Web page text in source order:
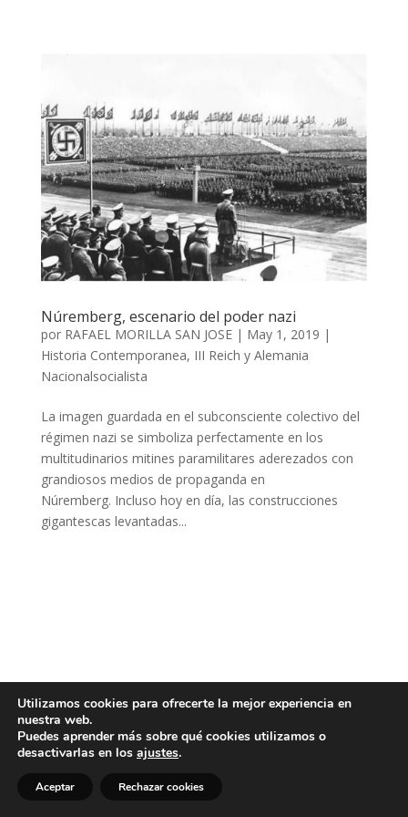
Núremberg, escenario del poder nazi
por RAFAEL MORILLA SAN JOSE| May 1, 2019 |
Historia Contemporanea, III Reich y Alemania
Nacionalsocialista
La imagen guardada en el subconsciente colectivo del
régimen nazi se simboliza perfectamente en los
multitudinarios mitines paramilitares aderezados con
grandiosos medios de propaganda en
Núremberg. Incluso hoy en día, las construcciones
gigantescas levantadas...
Utilizamos cookies para ofrecerte la mejor experiencia en
nuestra web.
Puedes aprender más sobre qué cookies utilizamos o
desactivarlas en los ajustes.
Aceptar Rechazar cookies